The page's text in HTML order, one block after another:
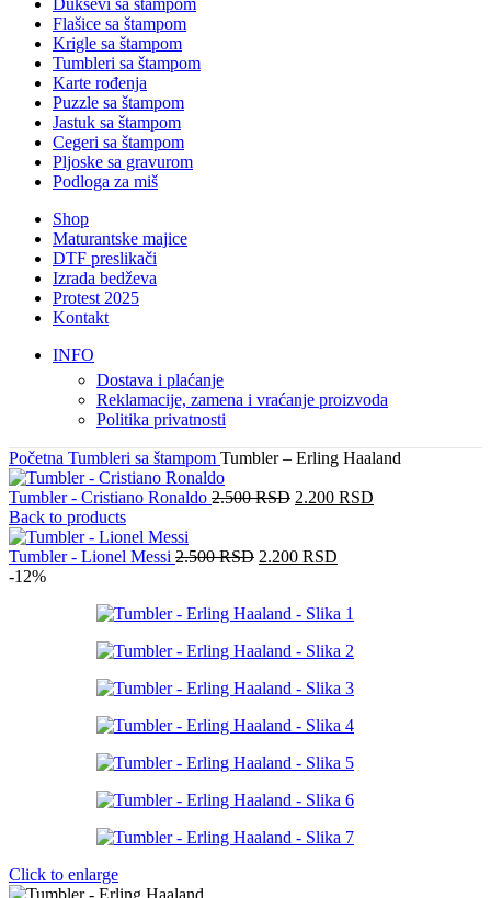
Duksevi sa štampom
Flašice sa štampom
Krigle sa štampom
Tumbleri sa štampom
Karte rođenja
Puzzle sa štampom
Jastuk sa štampom
Cegeri sa štampom
Pljoske sa gravurom
Podloga za miš
Shop
Maturantske majice
DTF preslikači
Izrada bedževa
Protest 2025
Kontakt
INFO
Dostava i plaćanje
Reklamacije, zamena i vraćanje proizvoda
Politika privatnosti
Početna Tumbleri sa štampom Tumbler – Erling Haaland
Tumbler - Cristiano Ronaldo 2.500RSD Originalna
bila:
2.200 RSD
Back to products
Tumbler - Lionel Messi 2.500RSD Originalna
bila:
2.200 RSD
2.200 RSD.
-12%
Click to enlarge